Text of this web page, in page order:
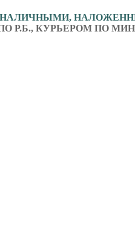
НАЛИЧНЫМИ,
Р.Б., КУРЬЕРОМ ПО